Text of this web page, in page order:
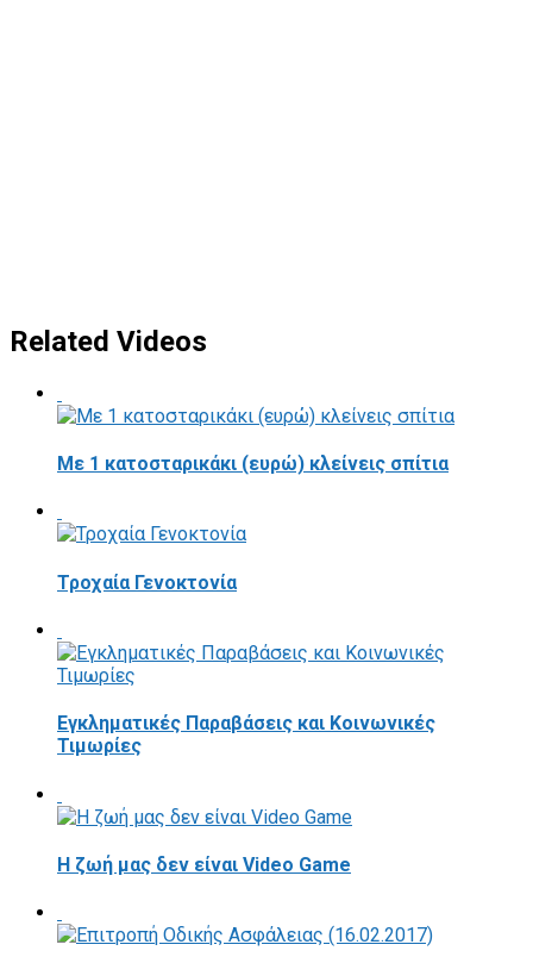
Related Videos
Με 1 κατοσταρικάκι (ευρώ) κλείνεις σπίτια
Τροχαία Γενοκτονία
Εγκληματικές Παραβάσεις και Κοινωνικές
Τιμωρίες
Η ζωή μας δεν είναι Video Game